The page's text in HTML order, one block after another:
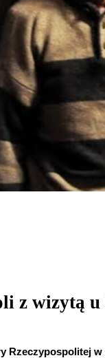
z wizytą
Rzeczypospolitej